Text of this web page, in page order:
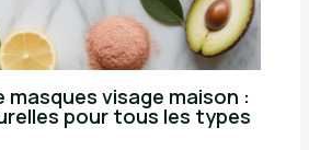
masques visage maison :
pour tous les types